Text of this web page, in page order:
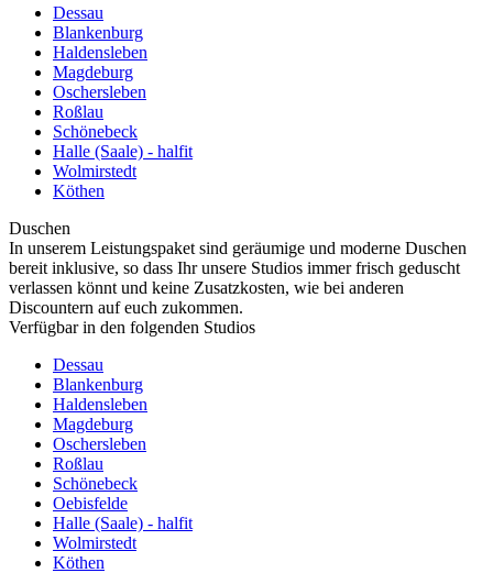
Dessau
Blankenburg
Haldensleben
Magdeburg
Oschersleben
Roßlau
Schönebeck
Halle (Saale) - halfit
Wolmirstedt
Köthen
Duschen
In unserem Leistungspaket sind geräumige und moderne Duschen
bereit inklusive, so dass Ihr unsere Studios immer frisch geduscht
verlassen könnt und keine Zusatzkosten, wie bei anderen
Discountern auf euch zukommen.
Verfügbar in den folgenden Studios
Dessau
Blankenburg
Haldensleben
Magdeburg
Oschersleben
Roßlau
Schönebeck
Oebisfelde
Halle (Saale) - halfit
Wolmirstedt
Köthen